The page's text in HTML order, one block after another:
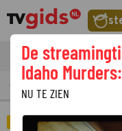
tvgids
REALITY
De
Idaho
NU TE ZIEN